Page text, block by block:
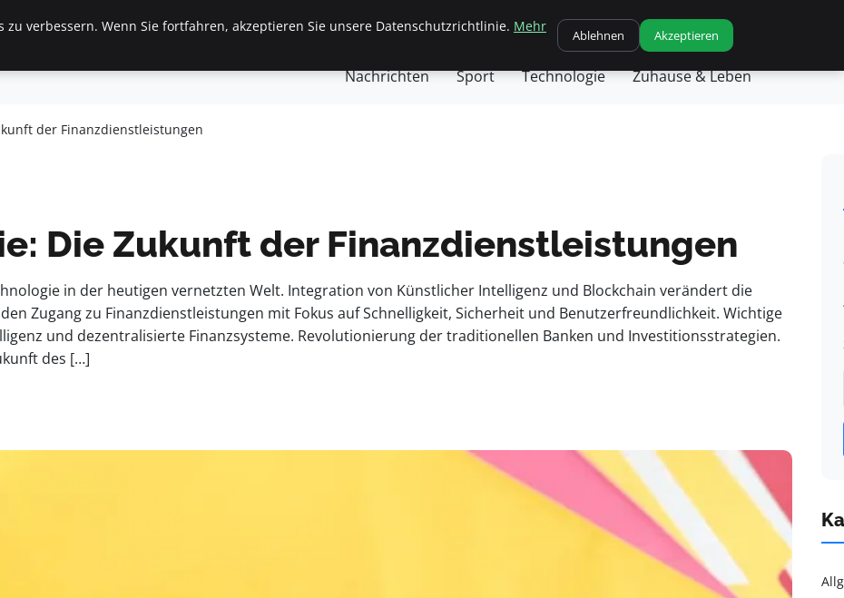
Allgemein Finanzen & Immobilien Frauen / Mode Geschäft Gesundheit Haustiere Kochen
Nachrichten Sport Technologie Zuhause & Leben
der Finanzdienstleistungen
Die Zukunft der Finanzdienstleistungen
in der heutigen vernetzten Welt. Integration von Künstlicher Intelligenz und Blockchain verändert die
Zugang zu Finanzdienstleistungen mit Fokus auf Schnelligkeit, Sicherheit und Benutzerfreundlichkeit. Wichtige
und dezentralisierte Finanzsysteme. Revolutionierung der traditionellen Banken und Investitionsstrategien.
des […]
verbessern. Wenn Sie fortfahren, akzeptieren Sie unsere Datenschutzrichtlinie. Mehr
Ablehnen Akzeptieren